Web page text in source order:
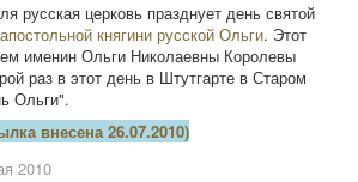
русская церковь празднует день святой
княгини русской Ольги. Этот
именин Ольги Николаевны Королевы
раз в этот день в Штутгарте в Старом
Ольги".
внесена 26.07.2010)
2010